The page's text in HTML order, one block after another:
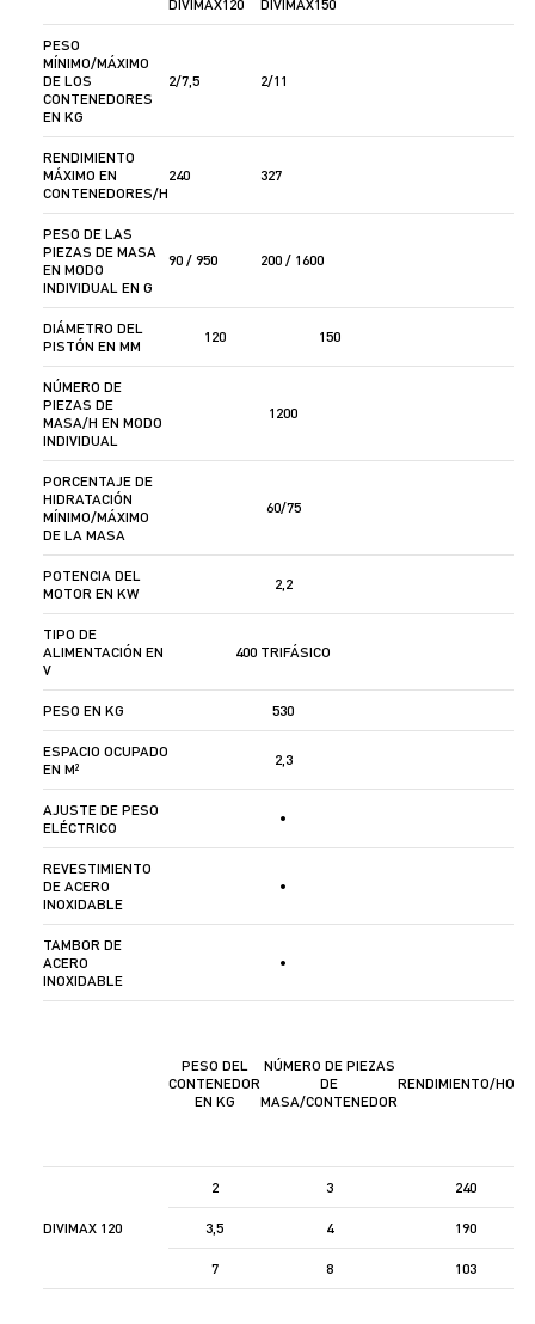
DIVIMAX120 DIVIMAX150
PESO
MÍNIMO/MÁXIMO
DE LOS
CONTENEDORES
EN KG
2/7,5 2/11
RENDIMIENTO
MÁXIMO EN
CONTENEDORES/H
240 327
PESO DE LAS
PIEZAS DE MASA
EN MODO
INDIVIDUAL EN G
90 / 950 200 / 1600
DIÁMETRO DEL
PISTÓN EN MM
120 150
NÚMERO DE
PIEZAS DE
MASA/H EN MODO
INDIVIDUAL
1200
PORCENTAJE DE
HIDRATACIÓN
MÍNIMO/MÁXIMO
DE LA MASA
60/75
POTENCIA DEL
MOTOR EN KW
2,2
TIPO DE
ALIMENTACIÓN EN
V
400 TRIFÁSICO
PESO EN KG 530
ESPACIO OCUPADO
EN M²
2,3
AJUSTE DE PESO
ELÉCTRICO
•
REVESTIMIENTO
DE ACERO
INOXIDABLE
•
TAMBOR DE
ACERO
INOXIDABLE
•
PESO DEL
CONTENEDOR
EN KG
NÚMERO DE PIEZAS
DE
MASA/CONTENEDOR
RENDIMIENTO/HORA
DIVIMAX 120
2 3 240
3,5 4 190
7 8 103